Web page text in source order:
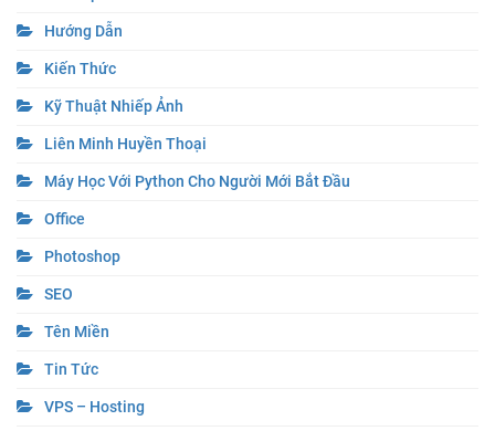
Hướng Dẫn
Kiến Thức
Kỹ Thuật Nhiếp Ảnh
Liên Minh Huyền Thoại
Máy Học Với Python Cho Người Mới Bắt Đầu
Office
Photoshop
SEO
Tên Miền
Tin Tức
VPS – Hosting